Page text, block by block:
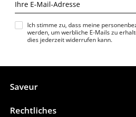
Ich stimme zu, dass meine
werden, um werbliche E-Mails zu
dies jederzeit widerrufen kann.
Saveur
Rechtliches